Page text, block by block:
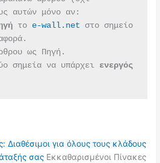
αυτών μόνο αν:
το e-wall.net στο σημείο
ως Πηγή.
σημεία να υπάρχει
Διαθέσιμοι για όλους τους κλάδους
σας Εκκαθαρισμένοι Πίνακες